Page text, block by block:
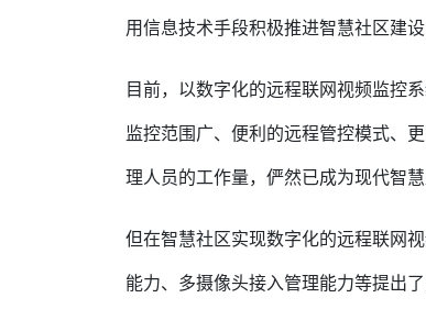
用信息技术手段积极推进智慧社区建
目前，以数字化的远程联网视频监控
监控范围广、便利的远程管控模式、
理人员的工作量，俨然已成为现代智
但在智慧社区实现数字化的远程联网
能力、多摄像头接入管理能力等提出了